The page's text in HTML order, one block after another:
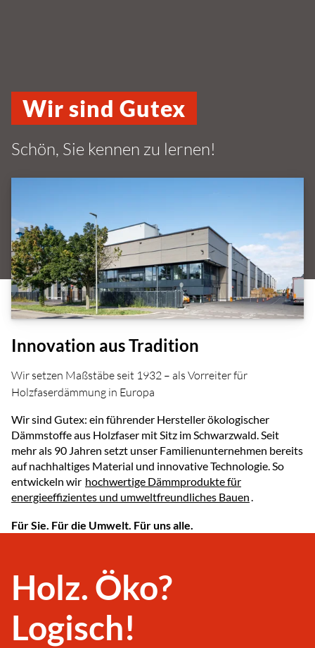
Wir sind Gutex
Schön, Sie kennen zu lernen!
Innovation aus Tradition
Wir setzen Maßstäbe seit 1932 – als Vorreiter für
Holzfaserdämmung in Europa
Wir sind Gutex: ein führender Hersteller ökologischer
Dämmstoffe aus Holzfaser mit Sitz im Schwarzwald. Seit
mehr als 90 Jahren setzt unser Familienunternehmen bereits
auf nachhaltiges Material und innovative Technologie. So
entwickeln wir hochwertige Dämmprodukte für
energieeffizientes und umweltfreundliches Bauen.
Für Sie. Für die Umwelt. Für uns alle.
Holz. Öko?
Logisch!